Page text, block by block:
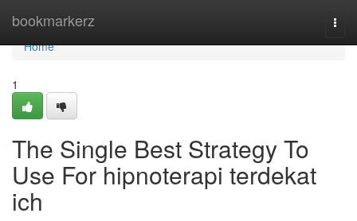
bookmarkerz
Home
Home
1
The Single Best Strategy To
Use For hipnoterapi terdekat
ich